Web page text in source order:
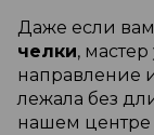
Даже если вам
челки,
направление
лежала без
нашем центре